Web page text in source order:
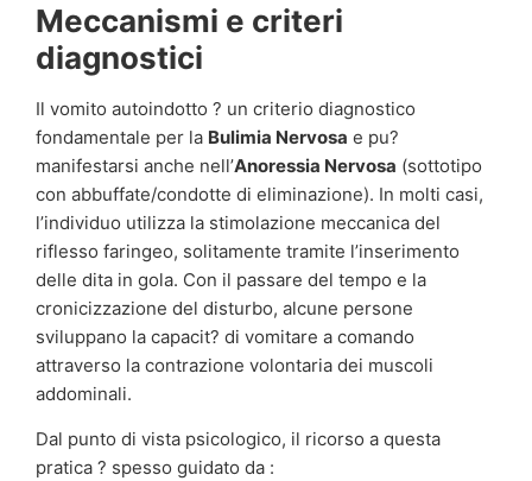
Meccanismi e criteri
diagnostici
Il vomito autoindotto ? un criterio diagnostico
fondamentale per la Bulimia Nervosa e pu?
manifestarsi anche nell’Anoressia Nervosa (sottotipo
con abbuffate/condotte di eliminazione). In molti casi,
l’individuo utilizza la stimolazione meccanica del
riflesso faringeo, solitamente tramite l’inserimento
delle dita in gola. Con il passare del tempo e la
cronicizzazione del disturbo, alcune persone
sviluppano la capacit? di vomitare a comando
attraverso la contrazione volontaria dei muscoli
addominali.
Dal punto di vista psicologico, il ricorso a questa
pratica ? spesso guidato da :